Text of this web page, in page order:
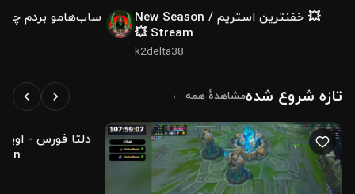
💥 خفنترین استریم / New Season
Stream 💥
k2delta38
ساب‌هامو بردم
تازه شروع شدهمشاهدهٔ همه ←